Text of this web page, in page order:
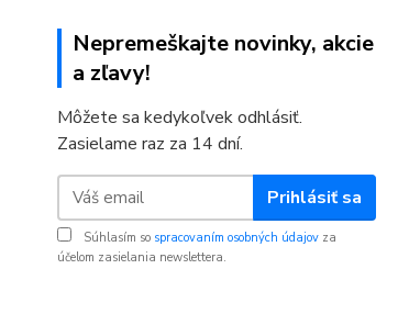
Nepremeškajte novinky, akcie
a zľavy!
Môžete sa kedykoľvek odhlásiť.
Zasielame raz za 14 dní.
Prihlásiť sa
Súhlasím so spracovaním osobných údajov za
účelom zasielania newslettera.